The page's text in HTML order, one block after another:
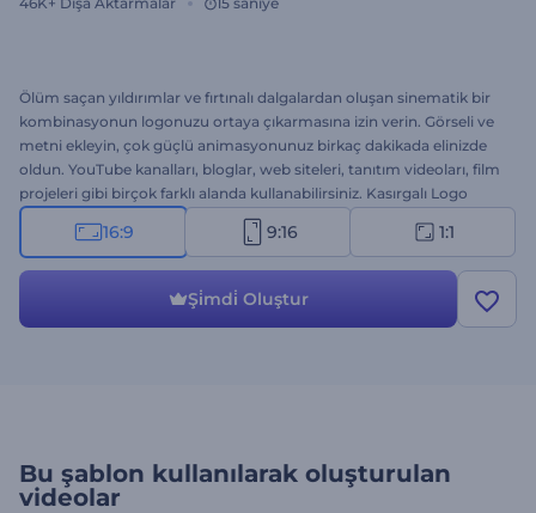
Ölüm saçan yıldırımlar ve fırtınalı dalgalardan oluşan sinematik bir
kombinasyonun logonuzu ortaya çıkarmasına izin verin. Görseli ve
metni ekleyin, çok güçlü animasyonunuz birkaç dakikada elinizde
oldun. YouTube kanalları, bloglar, web siteleri, tanıtım videoları, film
projeleri gibi birçok farklı alanda kullanabilirsiniz. Kasırgalı Logo
Gösterimini hemen denemeye başlayın!
16:9 9:16 1:1
Şi̇mdi̇ Oluştur
Bu şablon kullanılarak oluşturulan
videolar